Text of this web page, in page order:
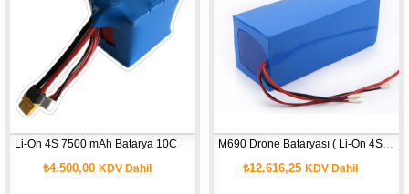
Li-On 4S 7500 mAh Batarya 10C
₺4.500,00 KDV Dahil ₺12.616,25KDV Dahil